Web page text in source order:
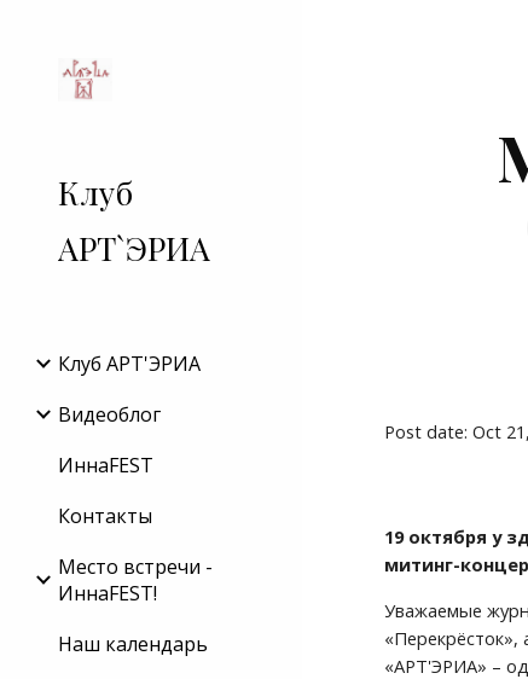
Клуб
АРТ`ЭРИА
Клуб АРТ'ЭРИA
Видеоблог
ИннаFEST
Контакты
Место встречи -
ИннаFEST!
Наш календарь
Post date: Oct
19 октября у
митинг-
Уважаемые
«АРТ'ЭРИА» –